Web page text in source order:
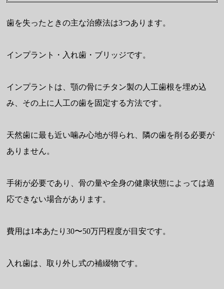
歯を失ったときの主な治療法は3つあります。
インプラント・入れ歯・ブリッジです。
インプラントは、顎の骨にチタン製の人工歯根を埋め込
み、その上に人工の歯を固定する方法です。
天然歯に最も近い噛み心地が得られ、隣の歯を削る必要が
ありません。
手術が必要であり、骨の量や全身の健康状態によっては適
応できない場合があります。
費用は1本あたり30〜50万円程度が目安です。
入れ歯は、取り外し式の補綴物です。